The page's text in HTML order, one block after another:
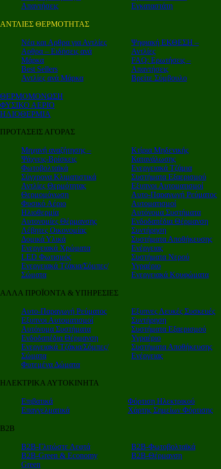
Απαντήσεις
Εγκαταστάτη
ΑΝΤΛΙΕΣ ΘΕΡΜΟΤΗΤΑΣ
Nέα και Αρθρα για Αντλίες
Αρθρα – Ειδήσεις ανά
Μάρκα
Best Sellers
Αντλίες ανά Μάρκα
Ψηφιακή ΕΚΘΕΣΗ –
Αντλίες
FAQ: Ερωτήσεις –
Απαντήσεις
Βρείτε Σύμβουλο
ΘΕΡΜΟΜΟΝΩΣΗ
ΦΥΣΙΚΟ ΑΕΡΙΟ
ΗΛΙΟΘΕΡΜΙΑ
ΠΡΟΤΑΣΕΙΣ ΑΓΟΡΑΣ
Μηχανή αναζήτησης –
Ψάχνεις-Βρίσκεις
Φωτοβολταϊκά
Σύγχρονα Κλιματιστικά
Αντλίες Θερμότητας
Θερμομόνωση
Φυσικό Αέριο
Ηλιοθερμία
Αυτονομίες Θέρμανσης
Λέβητες Οικονομίας
Δομικά Υλικά
Ενεργειακά Χρώματα
LED Φωτισμός
Ενεργειακά Τζάκια/Σόμπες/
Σώματα
Κτίρια Μηδενικής
Κατανάλωσης
Ενεργειακά Τζάμια
Συστήματα Εξαερισμού
Εξυπνοι Αυτοματισμοί
Αυτο-Παραγωγή Ρεύματος
Αυτοματισμοί
Αυτόνομα Συστήματα
Ενδοδαπέδια Θέρμανση
Συντήρηση
Συστήματα Αποθήκευσης
Ενέργειας
Συστήματα Νερού
Υγραέριο
Ενεργειακά Κουφώματα
ΑΛΛΑ ΠΡΟΪΟΝΤΑ & ΥΠΗΡΕΣΙΕΣ
Αυτο-Παραγωγή Ρεύματος
Εξυπνοι Αυτοματισμοί
Αυτόνομα Συστήματα
Ενδοδαπέδια Θέρμανση
Ενεργειακά Τζάκια/Σόμπες/
Σώματα
Φυτεμένα Δώματα
Εξυπνες Λευκές Συσκευές
Συντήρηση
Συστήματα Εξαερισμού
Υγραέριο
Συστήματα Αποθήκευσης
Ενέργειας
ΗΛΕΚΤΡΙΚΑ ΑΥΤΟΚΙΝΗΤΑ
Επιβατικά
Επαγγελματικά
Φόρτιση Ηλεκτρικού
Χάρτης Σημείων Φόρτισης
Β2Β
Β2Β-Γλιτώστε Λεφτά
Β2Β-Green & Economy
Green
Β2Β-Φωτοβολταϊκά
Β2Β-Θέρμανση